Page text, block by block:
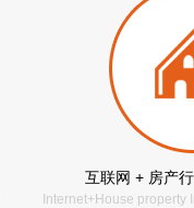
互联网 + 房产
Internet+House property